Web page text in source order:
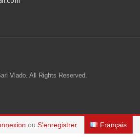
Vlado. All Rights Reserved.
Français
ou S'enregistrer